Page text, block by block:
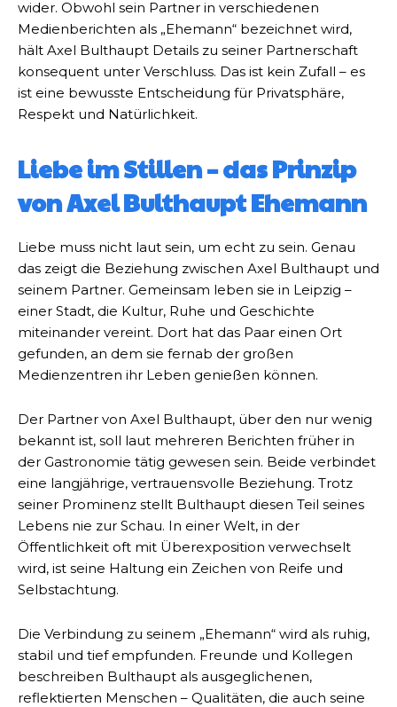
wider. Obwohl sein Partner in verschiedenen
Medienberichten als „Ehemann“ bezeichnet wird,
hält Axel Bulthaupt Details zu seiner Partnerschaft
konsequent unter Verschluss. Das ist kein Zufall – es
ist eine bewusste Entscheidung für Privatsphäre,
Respekt und Natürlichkeit.
Liebe im Stillen – das Prinzip
von Axel Bulthaupt Ehemann
Liebe muss nicht laut sein, um echt zu sein. Genau
das zeigt die Beziehung zwischen Axel Bulthaupt und
seinem Partner. Gemeinsam leben sie in Leipzig –
einer Stadt, die Kultur, Ruhe und Geschichte
miteinander vereint. Dort hat das Paar einen Ort
gefunden, an dem sie fernab der großen
Medienzentren ihr Leben genießen können.
Der Partner von Axel Bulthaupt, über den nur wenig
bekannt ist, soll laut mehreren Berichten früher in
der Gastronomie tätig gewesen sein. Beide verbindet
eine langjährige, vertrauensvolle Beziehung. Trotz
seiner Prominenz stellt Bulthaupt diesen Teil seines
Lebens nie zur Schau. In einer Welt, in der
Öffentlichkeit oft mit Überexposition verwechselt
wird, ist seine Haltung ein Zeichen von Reife und
Selbstachtung.
Die Verbindung zu seinem „Ehemann“ wird als ruhig,
stabil und tief empfunden. Freunde und Kollegen
beschreiben Bulthaupt als ausgeglichenen,
reflektierten Menschen – Qualitäten, die auch seine